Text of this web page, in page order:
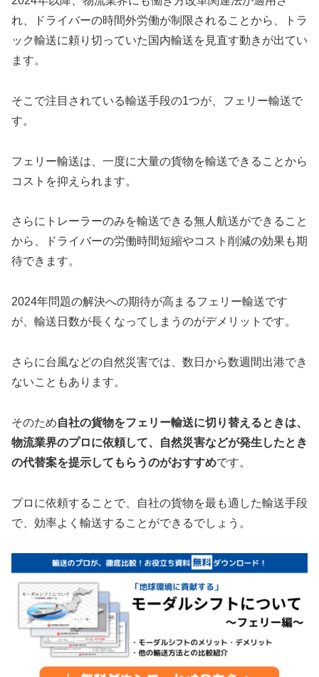
れ、ドライバーの時間外労働が制限されることから、トラ
ック輸送に頼り切っていた国内輸送を見直す動きが出てい
ます。
そこで注目されている輸送手段の1つが、フェリー輸送で
す。
フェリー輸送は、一度に大量の貨物を輸送できることから
コストを抑えられます。
さらにトレーラーのみを輸送できる無人航送ができること
から、ドライバーの労働時間短縮やコスト削減の効果も期
待できます。
2024年問題の解決への期待が高まるフェリー輸送です
が、輸送日数が長くなってしまうのがデメリットです。
さらに台風などの自然災害では、数日から数週間出港でき
ないこともあります。
そのため自社の貨物をフェリー輸送に切り替えるときは、
物流業界のプロに依頼して、自然災害などが発生したとき
の代替案を提示してもらうのがおすすめです。
プロに依頼することで、自社の貨物を最も適した輸送手段
で、効率よく輸送することができるでしょう。